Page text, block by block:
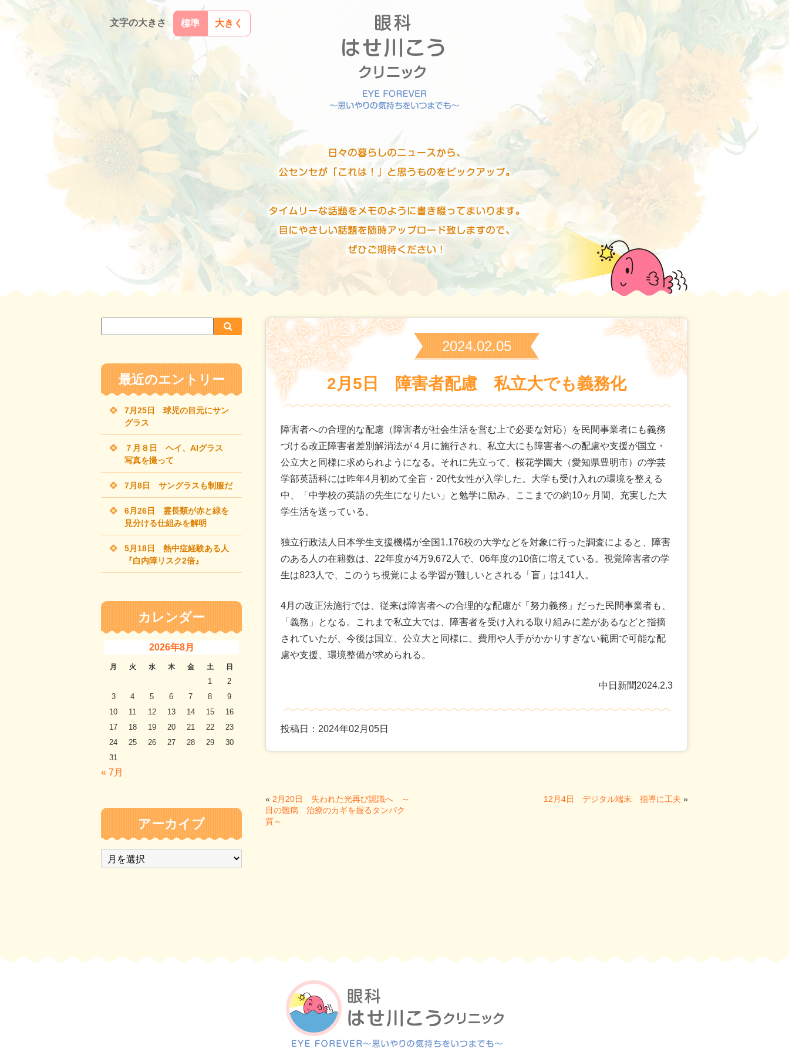
文字の大きさ 標準 大きく
2024.02.05
2月5日 障害者配慮 私立大でも義務化
障害者への合理的な配慮（障害者が社会生活を営む上で必要な対応）を民間事業者にも義務
づける改正障害者差別解消法が４月に施行され、私立大にも障害者への配慮や支援が国立・
公立大と同様に求められようになる。それに先立って、桜花学園大（愛知県豊明市）の学芸
学部英語科には昨年4月初めて全盲・20代女性が入学した。大学も受け入れの環境を整える
中、「中学校の英語の先生になりたい」と勉学に励み、ここまでの約10ヶ月間、充実した大
学生活を送っている。
独立行政法人日本学生支援機構が全国1,176校の大学などを対象に行った調査によると、障害
のある人の在籍数は、22年度が4万9,672人で、06年度の10倍に増えている。視覚障害者の学
生は823人で、このうち視覚による学習が難しいとされる「盲」は141人。
4月の改正法施行では、従来は障害者への合理的な配慮が「努力義務」だった民間事業者も、
「義務」となる。これまで私立大では、障害者を受け入れる取り組みに差があるなどと指摘
されていたが、今後は国立、公立大と同様に、費用や人手がかかりすぎない範囲で可能な配
慮や支援、環境整備が求められる。
中日新聞2024.2.3
投稿日：2024年02月05日
« 2月20日 失われた光再び認識へ ～
目の難病 治療のカギを握るタンパク
質～
12月4日 デジタル端末 指導に工夫 »
イ
内
索
索
最近のエントリー
7月25日 球児の目元にサン
グラス
７月８日 ヘイ、AIグラス
写真を撮って
7月8日 サングラスも制服だ
6月26日 霊長類が赤と緑を
見分ける仕組みを解明
5月18日 熱中症経験ある人
『白内障リスク2倍』
カレンダー
2026年8月
月 火 水 木 金 土 日
1
2
3
4 5 6 7 8
9
10
11 12 13 14 15
16
17
18 19 20 21 22
23
24
25 26 27 28 29
30
31
« 7月
アーカイブ
ア
ー